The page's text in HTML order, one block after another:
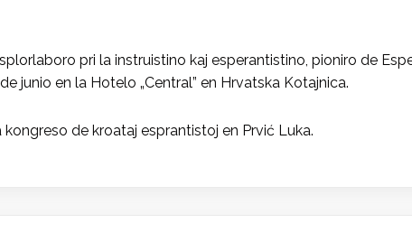
pri la instruistino kaj esperantistino, pioniro de
junio en la Hotelo „Central” en Hrvatska Kotajnica.
de kroataj esprantistoj en Prvić Luka.